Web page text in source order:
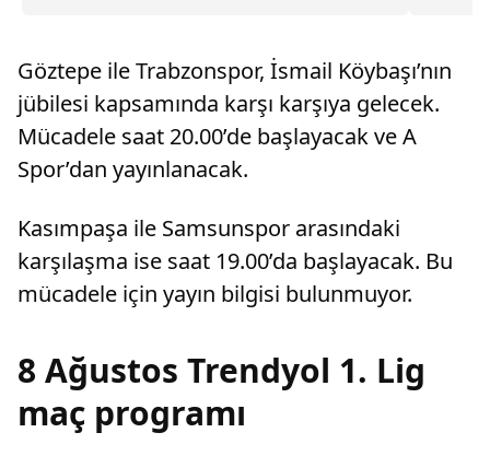
açıkladı.
Göztepe ile Trabzonspor, İsmail Köybaşı’nın
jübilesi kapsamında karşı karşıya gelecek.
Mücadele saat 20.00’de başlayacak ve A
Spor’dan yayınlanacak.
Kasımpaşa ile Samsunspor arasındaki
karşılaşma ise saat 19.00’da başlayacak. Bu
mücadele için yayın bilgisi bulunmuyor.
8 Ağustos Trendyol 1. Lig
maç programı